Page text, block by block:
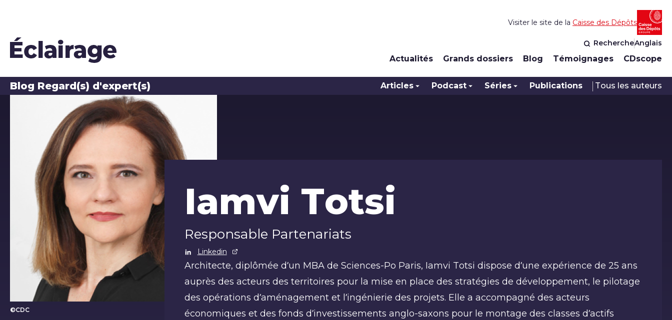
Actualités Grands dossiers Blog Témoignages CDscope
RechercheAnglais
Visiter le site de la Caisse des Dépôts
Blog Regard(s) d'expert(s) Articles Podcast Séries Publications Tous les auteurs
Les auteurs du blog
Iamvi Totsi
©CDC
Iamvi Totsi
Responsable Partenariats
Linkedin
Architecte, diplômée d’un MBA de Sciences-Po Paris, Iamvi Totsi dispose d’une expérience de 25 ans
auprès des acteurs des territoires pour la mise en place des stratégies de développement, le pilotage
des opérations d’aménagement et l’ingénierie des projets. Elle a accompagné des acteurs
économiques et des fonds d’investissements anglo-saxons pour le montage des classes d’actifs